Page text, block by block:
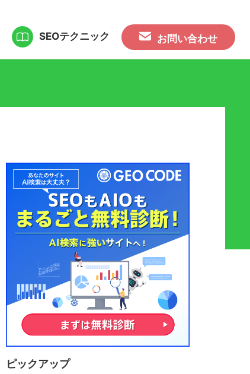
SEOテクニック お問い合わせ
ピックアップ